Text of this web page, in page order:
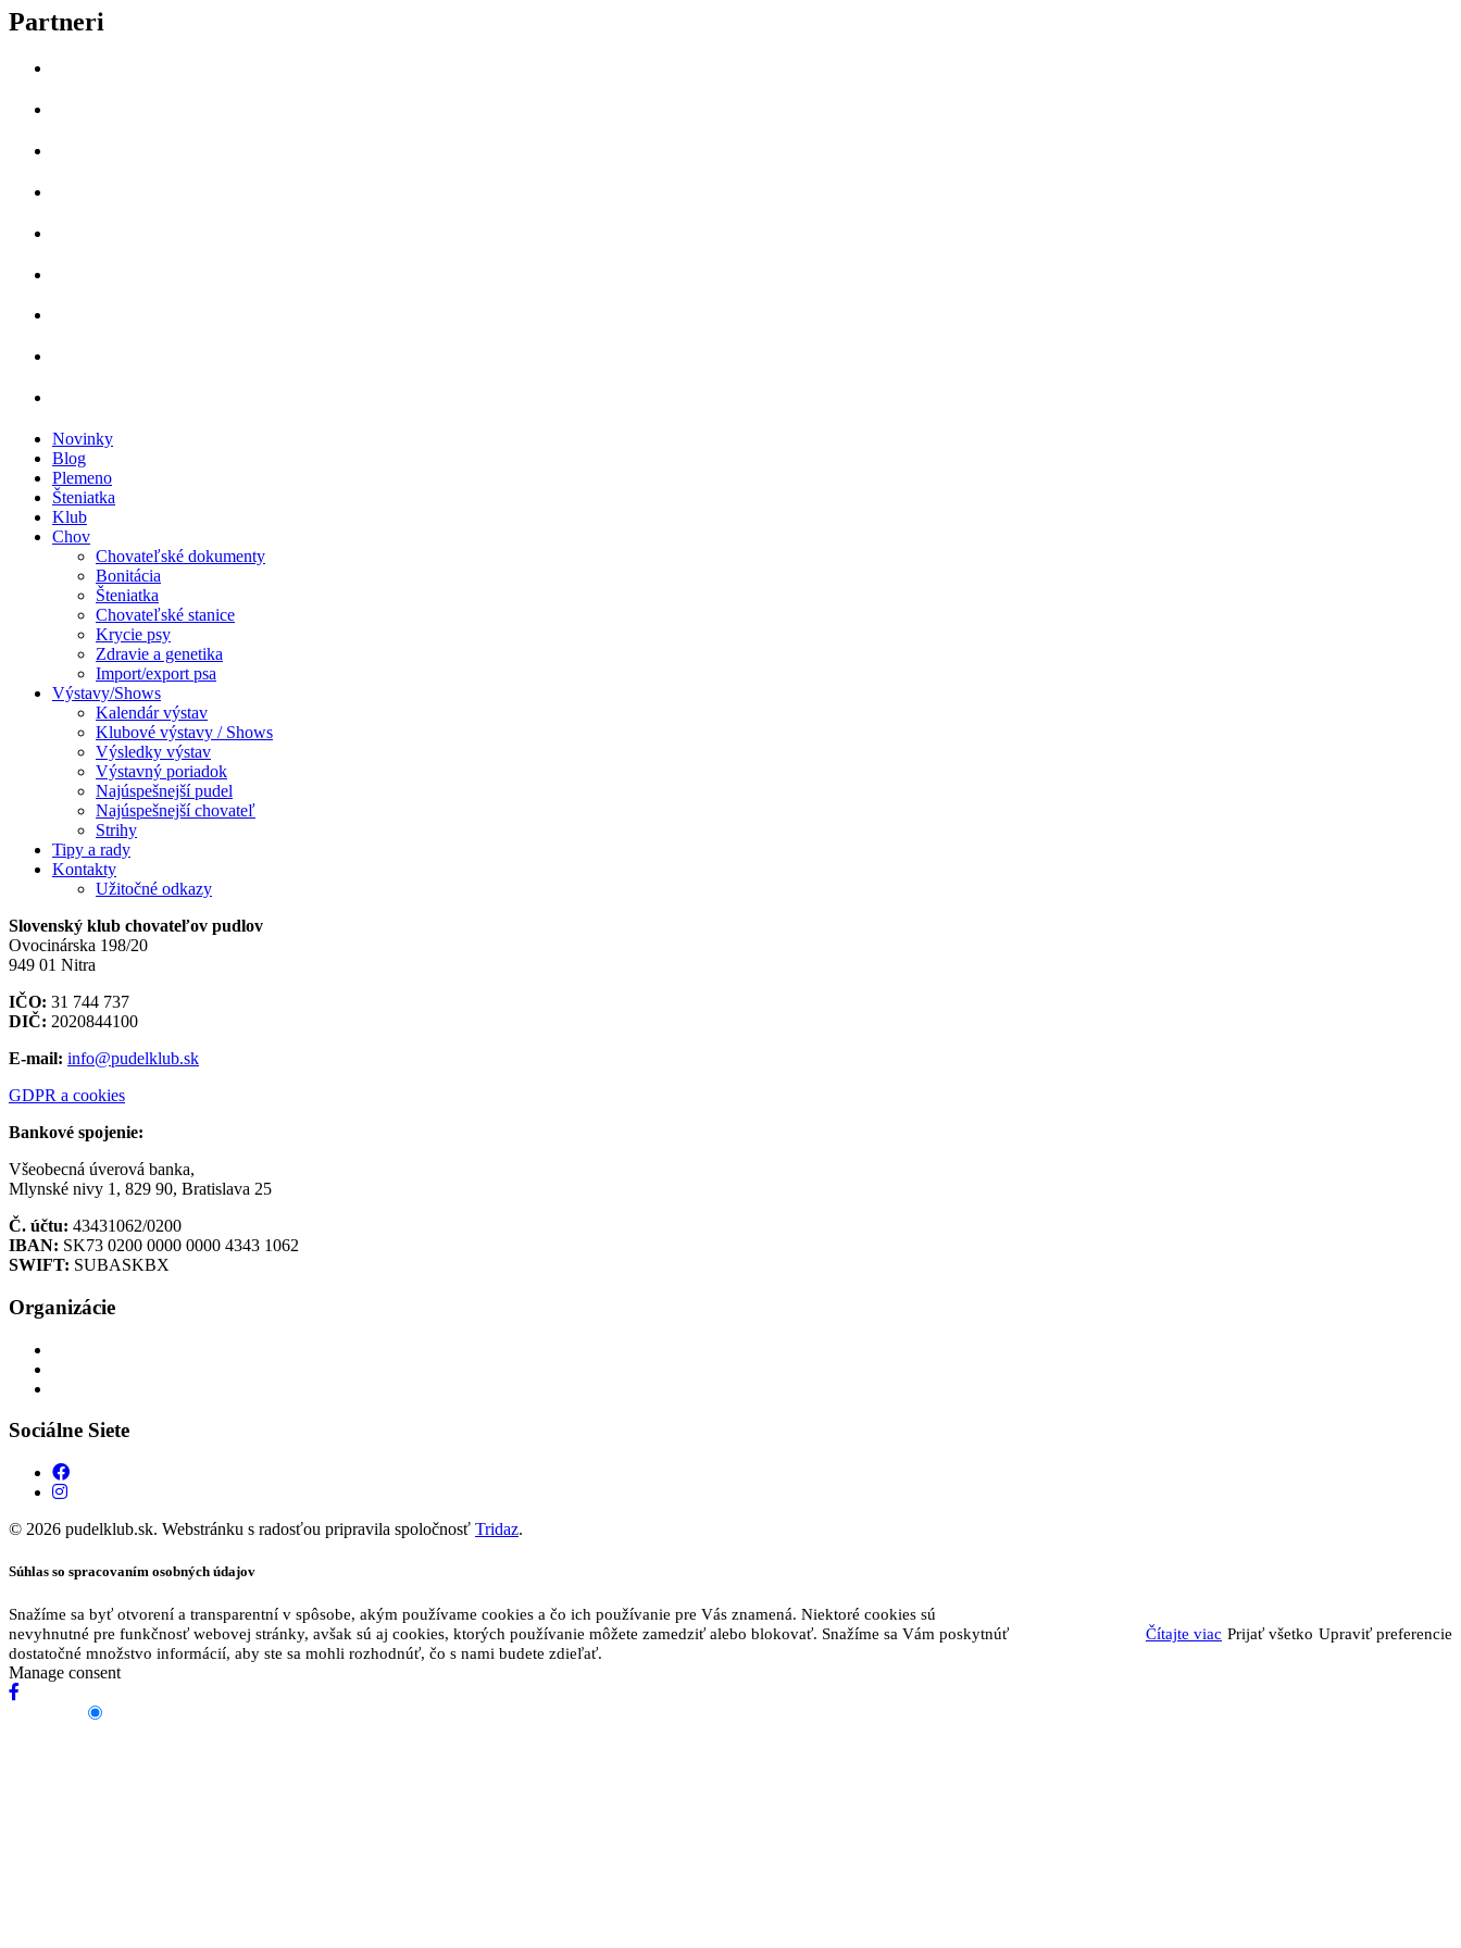
Partneri
Novinky
Blog
Plemeno
Šteniatka
Klub
Chov
Chovateľské dokumenty
Bonitácia
Šteniatka
Chovateľské stanice
Krycie psy
Zdravie a genetika
Import/export psa
Výstavy/Shows
Kalendár výstav
Klubové výstavy / Shows
Výsledky výstav
Výstavný poriadok
Najúspešnejší pudel
Najúspešnejší chovateľ
Strihy
Tipy a rady
Kontakty
Užitočné odkazy
Slovenský klub chovateľov pudlov
Ovocinárska 198/20
949 01 Nitra
IČO: 31 744 737
DIČ: 2020844100
E-mail: info@pudelklub.sk
GDPR a cookies
Bankové spojenie:
Všeobecná úverová banka,
Mlynské nivy 1, 829 90, Bratislava 25
Č. účtu: 43431062/0200
IBAN: SK73 0200 0000 0000 4343 1062
SWIFT: SUBASKBX
Organizácie
Sociálne Siete
© 2026 pudelklub.sk. Webstránku s radosťou pripravila spoločnosť Tridaz.
Súhlas so spracovaním osobných údajov
Snažíme sa byť otvorení a transparentní v spôsobe, akým používame cookies a čo ich používanie pre Vás znamená. Niektoré cookies sú
nevyhnutné pre funkčnosť webovej stránky, avšak sú aj cookies, ktorých používanie môžete zamedziť alebo blokovať. Snažíme sa Vám poskytnúť
dostatočné množstvo informácií, aby ste sa mohli rozhodnúť, čo s nami budete zdieľať.
Čítajte viac Prijať všetko Upraviť preferencie
Manage consent